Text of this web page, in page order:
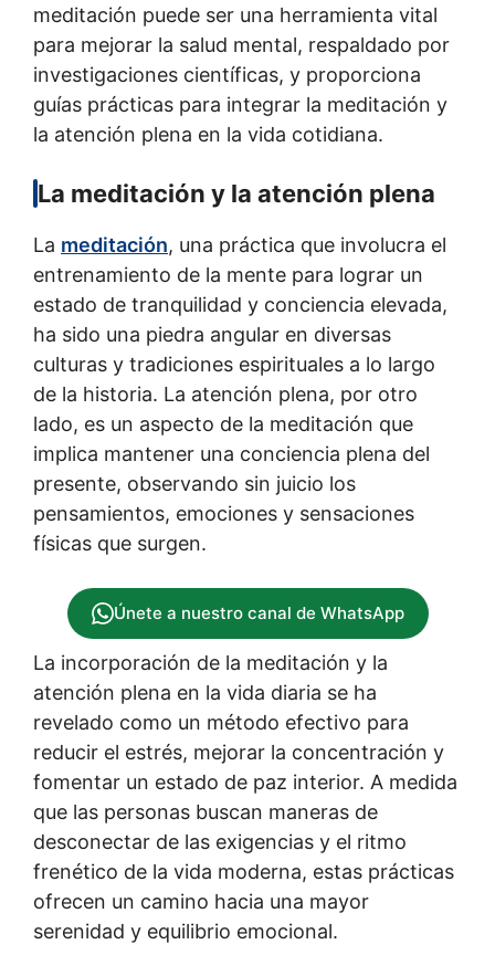
meditación puede ser una herramienta vital
para mejorar la salud mental, respaldado por
investigaciones científicas, y proporciona
guías prácticas para integrar la meditación y
la atención plena en la vida cotidiana.
La meditación y la atención plena
La meditación, una práctica que involucra el
entrenamiento de la mente para lograr un
estado de tranquilidad y conciencia elevada,
ha sido una piedra angular en diversas
culturas y tradiciones espirituales a lo largo
de la historia. La atención plena, por otro
lado, es un aspecto de la meditación que
implica mantener una conciencia plena del
presente, observando sin juicio los
pensamientos, emociones y sensaciones
físicas que surgen.
Únete a nuestro canal de WhatsApp
La incorporación de la meditación y la
atención plena en la vida diaria se ha
revelado como un método efectivo para
reducir el estrés, mejorar la concentración y
fomentar un estado de paz interior. A medida
que las personas buscan maneras de
desconectar de las exigencias y el ritmo
frenético de la vida moderna, estas prácticas
ofrecen un camino hacia una mayor
serenidad y equilibrio emocional.